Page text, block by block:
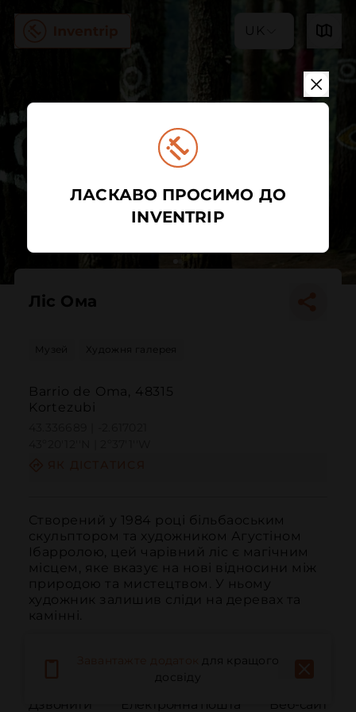
UK
Ліс Ома
Музей Художня галерея
Barrio de Oma, 48315
Kortezubi
Створений у 1984 році більбаоським
скульптором та художником Агустіном
Ібарролою, цей чарівний ліс є магічним
місцем, яке вказує на нові відносини між
природою та мистецтвом. У ньому
художник залишив сліди на деревах та
камінні.
Дзвонити Електронна пошта Веб-сайт
для кращого
досвіду
ЛАСКАВО ПРОСИМО ДО
INVENTRIP